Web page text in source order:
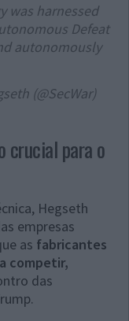
was harnessed
Defeat
autonomously
(@SecWar)
para o
Hegseth
empresas
as fabricantes
competir,
das